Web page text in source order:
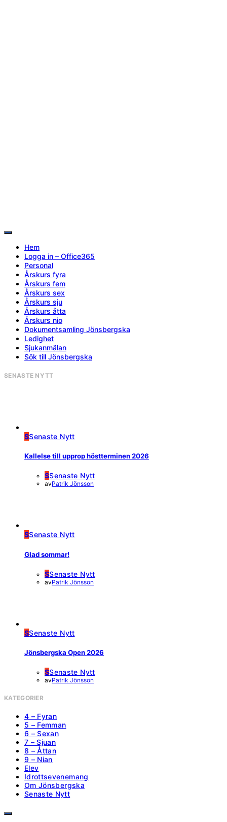
Hem
Logga in – Office365
Personal
Årskurs fyra
Årskurs fem
Årskurs sex
Årskurs sju
Årskurs åtta
Årskurs nio
Dokumentsamling Jönsbergska
Ledighet
Sjukanmälan
Sök till Jönsbergska
SENASTE NYTT
SSenaste Nytt
Kallelse till upprop höstterminen 2026
SSenaste Nytt
avPatrik Jönsson
SSenaste Nytt
Glad sommar!
SSenaste Nytt
avPatrik Jönsson
SSenaste Nytt
Jönsbergska Open 2026
SSenaste Nytt
avPatrik Jönsson
KATEGORIER
4 – Fyran
5 – Femman
6 – Sexan
7 – Sjuan
8 – Åttan
9 – Nian
Elev
Idrottsevenemang
Om Jönsbergska
Senaste Nytt